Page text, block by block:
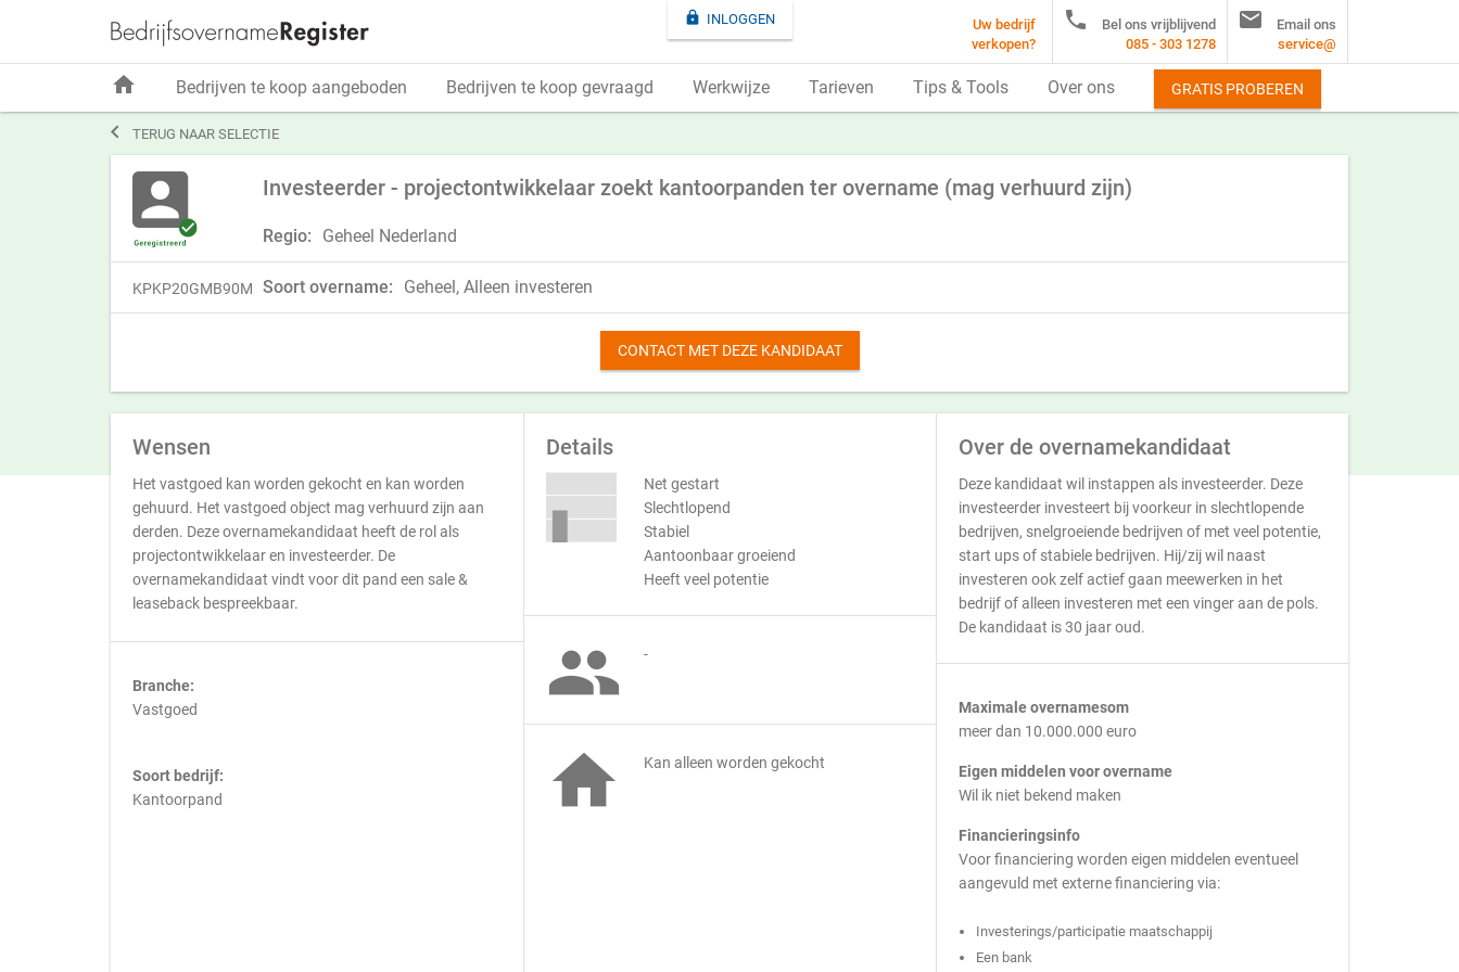
 TERUG NAAR SELECTIE
Investeerder - projectontwikkelaar zoekt kantoorpanden ter overname (mag verhuurd zijn)
Regio: Geheel Nederland
KPKP20GMB90M Soort overname: Geheel, Alleen investeren
CONTACT MET DEZE KANDIDAAT
Wensen
Het vastgoed kan worden gekocht en kan worden
gehuurd. Het vastgoed object mag verhuurd zijn aan
derden. Deze overnamekandidaat heeft de rol als
projectontwikkelaar en investeerder. De
overnamekandidaat vindt voor dit pand een sale &
leaseback bespreekbaar.
Branche:
Vastgoed
Soort bedrijf:
Kantoorpand
Details
Net gestart
Slechtlopend
Stabiel
Aantoonbaar groeiend
Heeft veel potentie
 -
 Kan alleen worden gekocht
Over de overnamekandidaat
Deze kandidaat wil instappen als investeerder. Deze
investeerder investeert bij voorkeur in slechtlopende
bedrijven, snelgroeiende bedrijven of met veel potentie,
start ups of stabiele bedrijven. Hij/zij wil naast
investeren ook zelf actief gaan meewerken in het
bedrijf of alleen investeren met een vinger aan de pols.
De kandidaat is 30 jaar oud.
Maximale overnamesom
meer dan 10.000.000 euro
Eigen middelen voor overname
Wil ik niet bekend maken
Financieringsinfo
Voor financiering worden eigen middelen eventueel
aangevuld met externe financiering via:
Investerings/participatie maatschappij
Een bank
 INLOGGEN
Uw bedrijf
verkopen?

Bel ons vrijblijvend
085 - 303 1278

Email ons
service@
home Bedrijven te koop aangeboden Bedrijven te koop gevraagd Werkwijze Tarieven Tips & Tools Over ons GRATIS PROBEREN